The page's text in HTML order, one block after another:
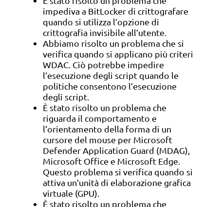
impediva a BitLocker di crittografare
quando si utilizza l’opzione di
crittografia invisibile all’utente.
Abbiamo risolto un problema che si
verifica quando si applicano più criteri
WDAC. Ciò potrebbe impedire
l’esecuzione degli script quando le
politiche consentono l’esecuzione
degli script.
È stato risolto un problema che
riguarda il comportamento e
l’orientamento della forma di un
cursore del mouse per Microsoft
Defender Application Guard (MDAG),
Microsoft Office e Microsoft Edge.
Questo problema si verifica quando si
attiva un’unità di elaborazione grafica
virtuale (GPU).
È stato risolto un problema che